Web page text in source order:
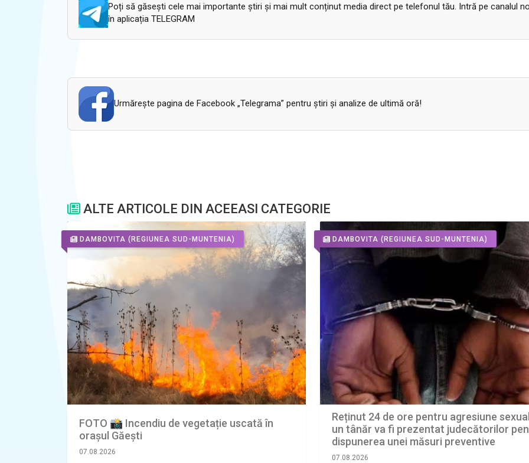
Poți să găsești cele mai importante știri și mai mult conținut media direct pe telefonul tău. Intră pe canalul
în aplicația TELEGRAM
Urmăreşte pagina de Facebook „Telegrama” pentru ştiri şi analize de ultimă oră!
ALTE ARTICOLE DIN ACEEASI CATEGORIE
DAMBOVITA (REGIUNEA SUD-MUNTENIA)
FOTO 📸 Incendiu de vegetație uscată în
orașul Găești
07.08.2026
DAMBOVITA (REGIUNEA SUD-MUNTENIA)
Reținut 24 de ore pentru agresiune
un tânăr va fi prezentat judecătorilor
dispunerea unei măsuri preventive
07.08.2026